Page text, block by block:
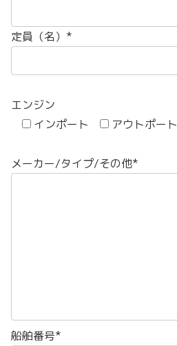
定員（名）*
エンジン
インポート
アウトポート
メーカー/タイプ/その他*
船舶番号*